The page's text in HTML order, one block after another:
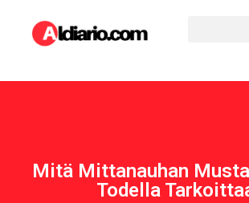
Mitä Mittanauhan
Todella